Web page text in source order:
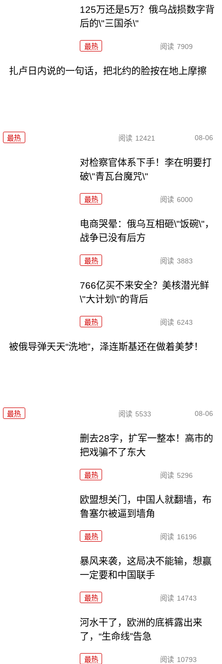
125万还是5万？俄乌战损数字背
后的\"三国杀\"
最热 阅读 7909
扎卢日内说的一句话，把北约的脸按在地上摩擦
最热 阅读 12421 08-06
对检察官体系下手！李在明要打
破\"青瓦台魔咒\"
最热 阅读 6000
电商哭晕：俄乌互相砸\"饭碗\"，
战争已没有后方
最热 阅读 3883
766亿买不来安全？美核潜光鲜
\"大计划\"的背后
最热 阅读 6243
被俄导弹天天“洗地”，泽连斯基还在做着美梦！
最热 阅读 5533 08-06
删去28字，扩军一整本！高市的
把戏骗不了东大
最热 阅读 5296
欧盟想关门，中国人就翻墙，布
鲁塞尔被逼到墙角
最热 阅读 16196
暴风来袭，这局决不能输，想赢
一定要和中国联手
最热 阅读 14743
河水干了，欧洲的底裤露出来
了，“生命线”告急
最热 阅读 10793